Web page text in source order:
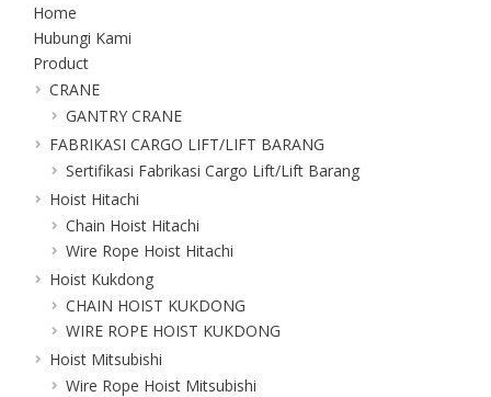
Home
Hubungi Kami
Product
CRANE
GANTRY CRANE
FABRIKASI CARGO LIFT/LIFT BARANG
Sertifikasi Fabrikasi Cargo Lift/Lift Barang
Hoist Hitachi
Chain Hoist Hitachi
Wire Rope Hoist Hitachi
Hoist Kukdong
CHAIN HOIST KUKDONG
WIRE ROPE HOIST KUKDONG
Hoist Mitsubishi
Wire Rope Hoist Mitsubishi